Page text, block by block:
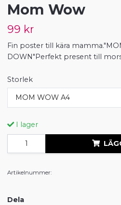
Mom Wow
99 kr
Fin poster till kära
DOWN"Perfekt present till
Storlek
MOM WOW A4
I lager
Artikelnummer:
Dela